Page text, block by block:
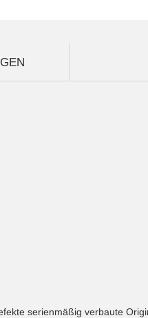
serienmäßig verbaute